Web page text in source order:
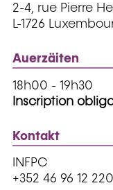
2-4, rue Pierre
L-1726
Auerzäiten
18h00 - 19h30
Inscription
Kontakt
INFPC
+352 46 96 12 220